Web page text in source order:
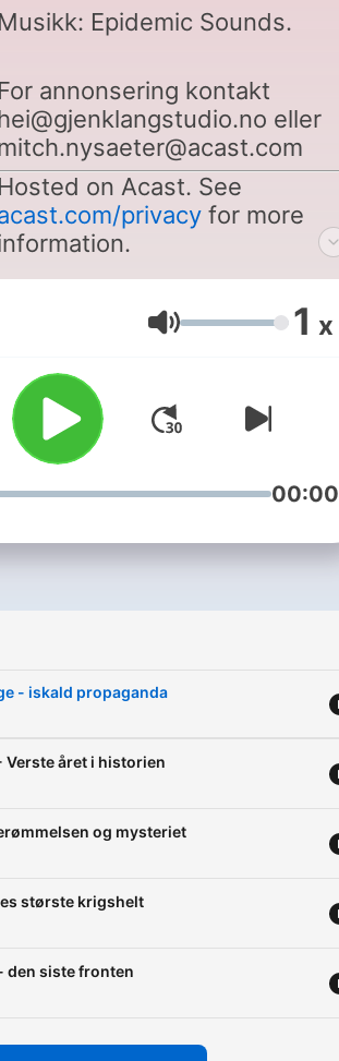
Musikk: Epidemic Sounds.
For annonsering kontakt
eller
Hosted on Acast. See
privacyfor more
Volume 1 x
00:00
- iskald propaganda
Verste året i historien
og mysteriet
største krigshelt
den siste fronten